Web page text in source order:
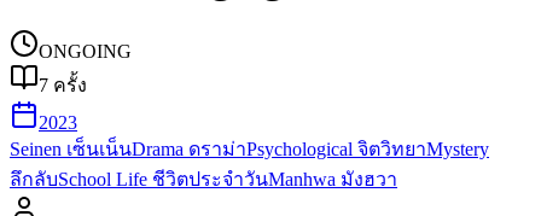
ONGOING
7 ครั้ง
2023
Seinen เซ็นเน็นDrama ดราม่าPsychological จิตวิทยาMystery
ลึกลับSchool Life ชีวิตประจำวันManhwa มังฮวา